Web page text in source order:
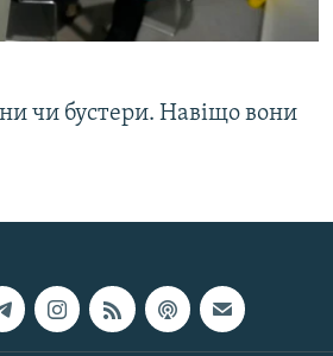
чи бустери. Навіщо вони